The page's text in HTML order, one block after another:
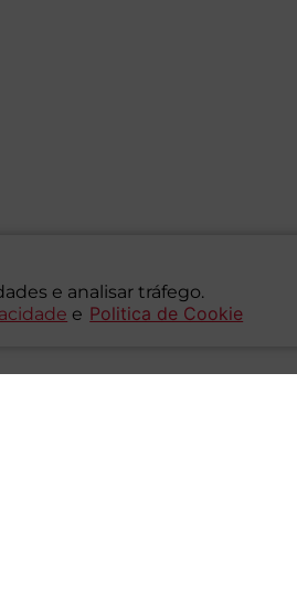
e analisar tráfego.
e Politica de Cookie